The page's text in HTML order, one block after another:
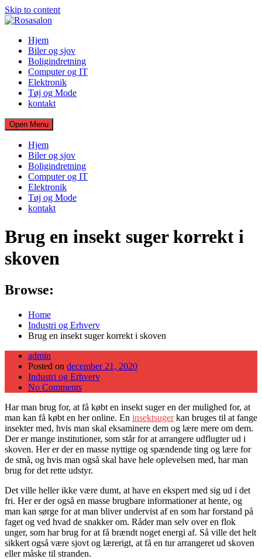
Skip to content
Hjem
Biler og sjov
Boligindretning
Computer og IT
Elektronik
Tøj og Mode
kontakt
Open Menu
Hjem
Biler og sjov
Boligindretning
Computer og IT
Elektronik
Tøj og Mode
kontakt
Brug en insekt suger korrekt i
skoven
Browse:
Home
Industri og Erhverv
Brug en insekt suger korrekt i skoven
admin
Posted on december 21, 2020
Industri og Erhverv
No Comments
Har man brug for, at få købt en insekt suger en der mulighed for, at
man kan få købt en her online. En insektsugerkan bruges til at fange
insekter med, hvis man skal eksaminere dem og lære mere om dem.
Der er mange institutioner, som står for at arrangere udflugter ud i
skoven. Her er der en masse nyttige og spændende ting og lære for
de små, og hvis man også skal have hele oplevelsen med, har man
brug for det rette udstyr.
Det ville heller ikke være dumt, at have en ekspert med sig ud i det
fri. Her er der også en masse brugbare informationer at hente, og
man kan sørge for at man bliver undervist af en som har forstand på
faget og ved hvad de snakker om. Råder man selv over en flok
unger, som har brug for at få brændt noget energi af. Så ville det helt
sikkert også være sjovt og lærerigt, at få en tur arrangeret ud skoven
eller måske til stranden.